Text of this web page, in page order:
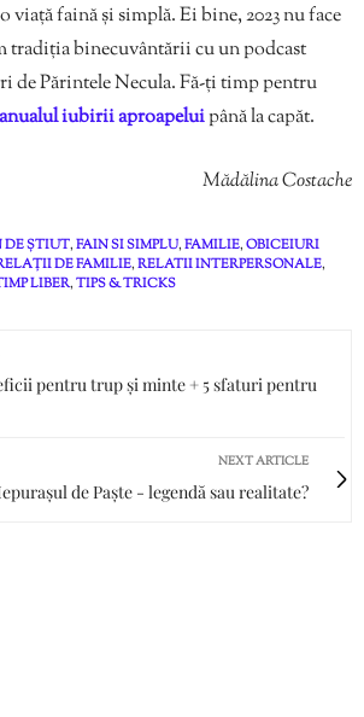
viață faină și simplă. Ei bine, 2023 nu face
tradiția binecuvântării cu un podcast
de Părintele Necula. Fă-ți timp pentru
iubirii aproapeluipână la capăt.
Mădălina Costache
DE ȘTIUT,FAIN SI SIMPLU,FAMILIE,OBICEIURI
DE FAMILIE,RELATII INTERPERSONALE,
LIBER,TIPS & TRICKS
pentru trup și minte + 5 sfaturi pentru
NEXT ARTICLE
de Paște - legendă sau realitate?